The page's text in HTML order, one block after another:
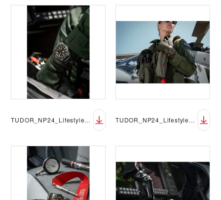
TUDOR_NP24_Lifestyle_Pelagos_FXD_GMT_09 TUDOR_NP24_Lifestyle_Pelagos_FXD_GMT_11